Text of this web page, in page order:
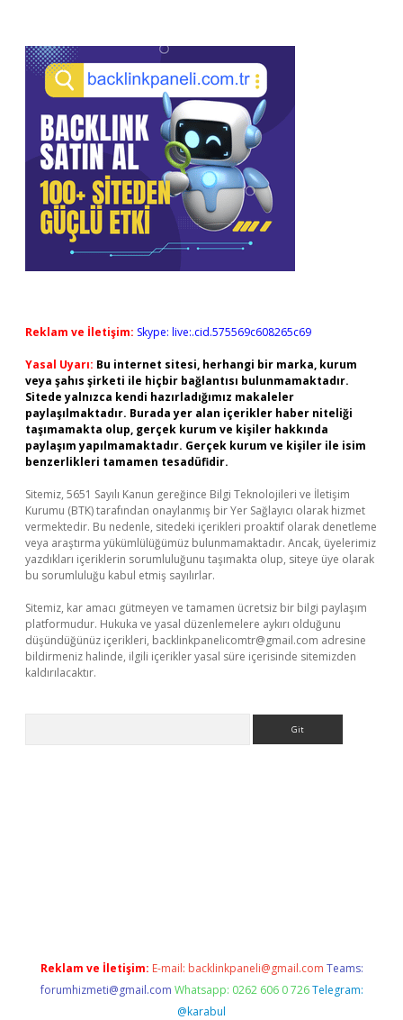
Reklam ve İletişim: Skype: live:.cid.575569c608265c69
Yasal Uyarı: Bu internet sitesi, herhangi bir marka, kurum
veya şahıs şirketi ile hiçbir bağlantısı bulunmamaktadır.
Sitede yalnızca kendi hazırladığımız makaleler
paylaşılmaktadır. Burada yer alan içerikler haber niteliği
taşımamakta olup, gerçek kurum ve kişiler hakkında
paylaşım yapılmamaktadır. Gerçek kurum ve kişiler ile isim
benzerlikleri tamamen tesadüfidir.
Sitemiz, 5651 Sayılı Kanun gereğince Bilgi Teknolojileri ve İletişim
Kurumu (BTK) tarafından onaylanmış bir Yer Sağlayıcı olarak hizmet
vermektedir. Bu nedenle, sitedeki içerikleri proaktif olarak denetleme
veya araştırma yükümlülüğümüz bulunmamaktadır. Ancak, üyelerimiz
yazdıkları içeriklerin sorumluluğunu taşımakta olup, siteye üye olarak
bu sorumluluğu kabul etmiş sayılırlar.
Sitemiz, kar amacı gütmeyen ve tamamen ücretsiz bir bilgi paylaşım
platformudur. Hukuka ve yasal düzenlemelere aykırı olduğunu
düşündüğünüz içerikleri, backlinkpanelicomtr@gmail.com adresine
bildirmeniz halinde, ilgili içerikler yasal süre içerisinde sitemizden
kaldırılacaktır.
Reklam ve İletişim: E-mail: backlinkpaneli@gmail.com Teams:
forumhizmeti@gmail.com Whatsapp: 0262 606 0 726 Telegram:
@karabul